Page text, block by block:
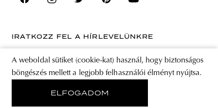
A weboldal sütiket (cookie-kat) használ, hogy biztonságos
böngészés mellett a legjobb felhasználói élményt nyújtsa.
ELFOGADOM
IRATKOZZ FEL A HÍRLEVELÜNKRE
A feliratkozással elfogadja az Általános Szerződési Feltételeket és kijelenti,